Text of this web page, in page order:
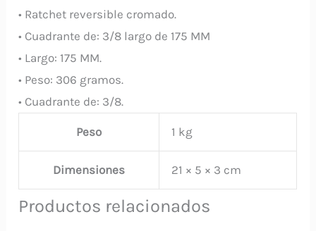
• Ratchet reversible cromado.
• Cuadrante de: 3/8 largo de 175 MM
• Largo: 175 MM.
• Peso: 306 gramos.
• Cuadrante de: 3/8.
Peso 1 kg
Dimensiones 21 × 5 × 3 cm
Productos relacionados